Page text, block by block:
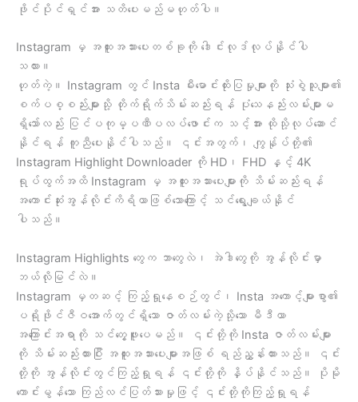
ဖိုင်ပိုင်ရှင်အား သတိပေးမည်မဟုတ်ပါ။
Instagram မှ အထူးအသားပေးတစ်ခုကို ဒေါင်းလုဒ်လုပ်နိုင်ပါ
သလား။
ဟုတ်ကဲ့။ Instagram တွင် Insta မီးမောင်းထိုးပြမှုများကို သုံးစွဲသူများ၏
စက်ပစ္စည်းများသို့ တိုက်ရိုက်သိမ်းဆည်းရန် ပုံသေနည်းလမ်းများမ
ရှိသော်လည်း ပြင်ပကုမ္ပဏီပလပ်ဖောင်းက သင့်အား ထိုသို့လုပ်ဆောင်
နိုင်ရန် ကူညီပေးနိုင်ပါသည်။ ၎င်းအတွက်၊ ကျွန်ုပ်တို့၏
Instagram Highlight Downloader ကို HD၊ FHD နှင့် 4K
ရုပ်ထွက်အထိ Instagram မှ အထူးအသားပေးများကို သိမ်းဆည်းရန်
အကောင်းဆုံးအွန်လိုင်းကိရိယာဖြစ်သောကြောင့် သင်ရွေးချယ်နိုင်
ပါသည်။
Instagram Highlights တွေက ဘာတွေလဲ၊ အဲဒါတွေကို အွန်လိုင်းမှာ
ဘယ်လိုမြင်လဲ။
Instagram မှတဆင့် ကြည့်ရှုနေစဉ်တွင်၊ Insta အကောင့်များစွာ၏
ပရိုဖိုင်ဇီဝအောက်တွင်ရှိသော ဇာတ်လမ်းကဲ့သို့သော မီဒီယာ
အကြောင်းအရာကို သင်တွေ့ဖူးပေမည်။ ၎င်းတို့ကို Insta ဇာတ်လမ်းများ
ကို သိမ်းဆည်းထားပြီး အထူးအသားပေးများအဖြစ် ရည်ညွှန်းထားသည်။ ၎င်း
တို့ကို အွန်လိုင်းတွင်ကြည့်ရှုရန် ၎င်းတို့ကို နှိပ်နိုင်သည်။ ပိုမို
ကောင်းမွန်သော ကြည်လင်ပြတ်သားမှုဖြင့် ၎င်းတို့ကိုကြည့်ရှုရန်